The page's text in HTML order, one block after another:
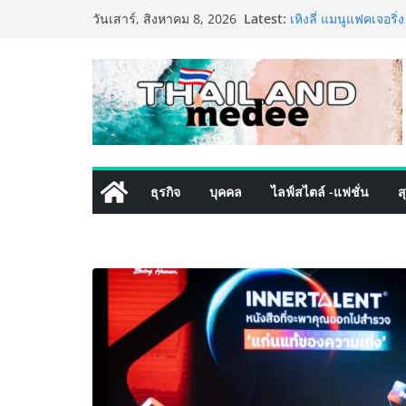
วันเสาร์, สิงหาคม 8, 2026 Latest: ททท. ประกาศความ
พันธมิตร ขับเคลื่อน
เหิงลี่ แมนูแฟคเจอ
ในชลบุรี เดินหน้าขย
เสริมแกร่งยุทธศาส
TECNO ประกาศท
เท็ม เสิร์ฟใหญ่ปักหมุ
PIPPER
เลี้ยง ชูนวัตกรรมพลั
ปลอดภัย ไร้สารตกค้
ไทย วันนี้ – 8 สิงหา
ธุรกิจ บุคคล ไลฟ์สไตล์ -แฟชั่น